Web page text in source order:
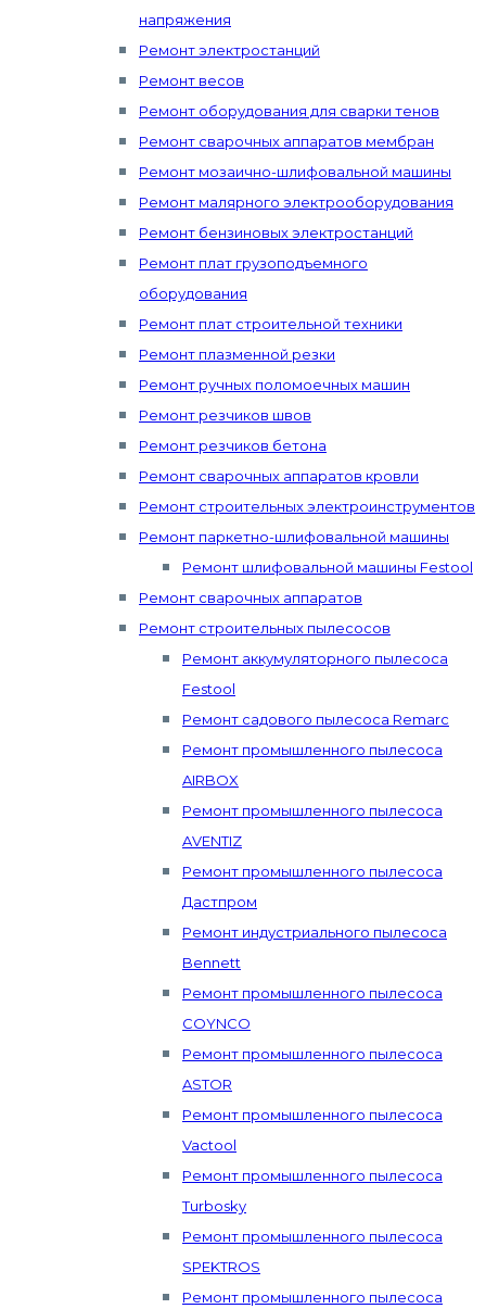
напряжения
Ремонт электростанций
Ремонт весов
Ремонт оборудования для сварки тенов
Ремонт сварочных аппаратов мембран
Ремонт мозаично-шлифовальной машины
Ремонт малярного электрооборудования
Ремонт бензиновых электростанций
Ремонт плат грузоподъемного
оборудования
Ремонт плат строительной техники
Ремонт плазменной резки
Ремонт ручных поломоечных машин
Ремонт резчиков швов
Ремонт резчиков бетона
Ремонт сварочных аппаратов кровли
Ремонт строительных электроинструментов
Ремонт паркетно-шлифовальной машины
Ремонт шлифовальной машины Festool
Ремонт сварочных аппаратов
Ремонт строительных пылесосов
Ремонт аккумуляторного пылесоса
Festool
Ремонт садового пылесоса Remarc
Ремонт промышленного пылесоса
AIRBOX
Ремонт промышленного пылесоса
AVENTIZ
Ремонт промышленного пылесоса
Дастпром
Ремонт индустриального пылесоса
Bennett
Ремонт промышленного пылесоса
COYNCO
Ремонт промышленного пылесоса
ASTOR
Ремонт промышленного пылесоса
Vactool
Ремонт промышленного пылесоса
Turbosky
Ремонт промышленного пылесоса
SPEKTROS
Ремонт промышленного пылесоса